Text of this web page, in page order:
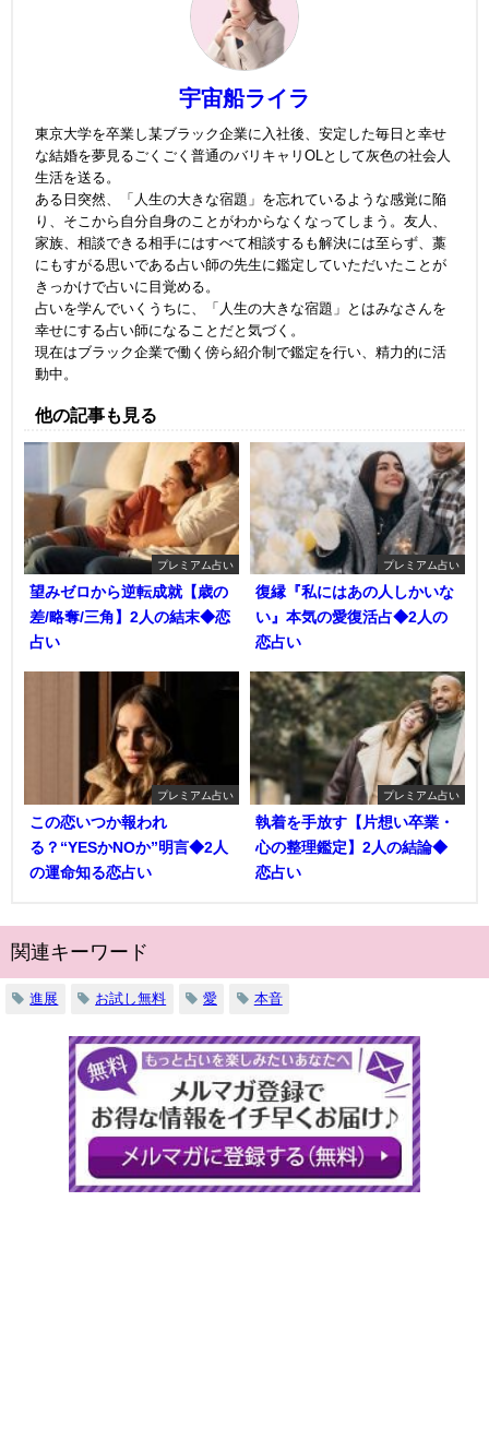
宇宙船ライラ
東京大学を卒業し某ブラック企業に入社後、安定した毎日と幸せ
な結婚を夢見るごくごく普通のバリキャリOLとして灰色の社会人
生活を送る。
ある日突然、「人生の大きな宿題」を忘れているような感覚に陥
り、そこから自分自身のことがわからなくなってしまう。友人、
家族、相談できる相手にはすべて相談するも解決には至らず、藁
にもすがる思いである占い師の先生に鑑定していただいたことが
きっかけで占いに目覚める。
占いを学んでいくうちに、「人生の大きな宿題」とはみなさんを
幸せにする占い師になることだと気づく。
現在はブラック企業で働く傍ら紹介制で鑑定を行い、精力的に活
動中。
他の記事も見る
プレミアム占い
望みゼロから逆転成就【歳の
差/略奪/三角】2人の結末◆恋
占い
プレミアム占い
復縁『私にはあの人しかいな
い』本気の愛復活占◆2人の
恋占い
プレミアム占い
この恋いつか報われ
る？“YESかNOか”明言◆2人
の運命知る恋占い
プレミアム占い
執着を手放す【片想い卒業・
心の整理鑑定】2人の結論◆
恋占い
関連キーワード
進展 お試し無料 愛 本音